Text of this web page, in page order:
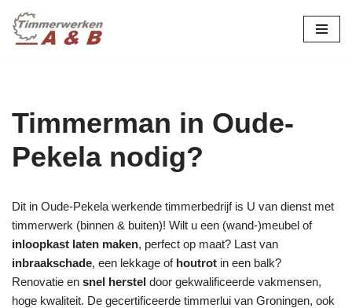
Ga
Timmerman in Oude-
Pekela nodig?
Dit in Oude-Pekela werkende timmerbedrijf is U van dienst met
timmerwerk (binnen & buiten)! Wilt u een (wand-)meubel of
inloopkast laten maken, perfect op maat? Last van
inbraakschade, een lekkage of houtrot in een balk?
Renovatie en snel herstel door gekwalificeerde vakmensen,
hoge kwaliteit. De gecertificeerde timmerlui van Groningen, ook